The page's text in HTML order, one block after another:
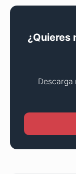
¿Quieres